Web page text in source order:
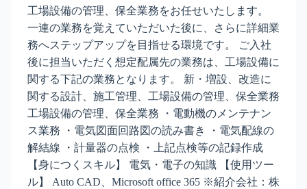
工場設備の管理、保全業務をお任せいたします。
一連の業務を覚えていただいた後に、さらに詳細業
務へステップアップを目指せる環境です。 ご入社
後に担当いただく想定配属先の業務は、工場設備に
関する下記の業務となります。 新・増設、改造に
関する設計、施工管理、工場設備の管理、保全業務
工場設備の管理、保全業務 ・電動機のメンテナン
ス業務 ・電気図面回路図の読み書き ・電気配線の
解結線 ・計量器の点検 ・上記点検等の記録作成
【身につくスキル】 電気・電子の知識 【使用ツー
ル】 Auto CAD、Microsoft office 365 ※紹介会社：株